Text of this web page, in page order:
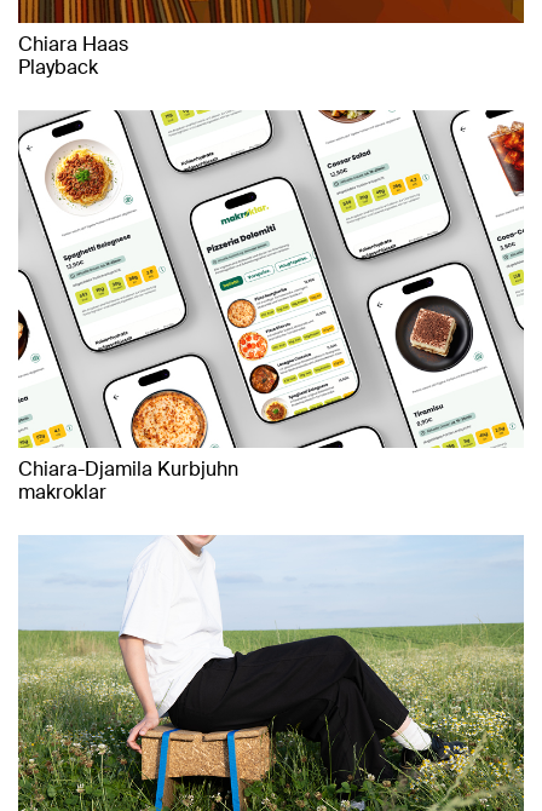
Chiara Haas
Playback
Chiara-Djamila Kurbjuhn
makroklar